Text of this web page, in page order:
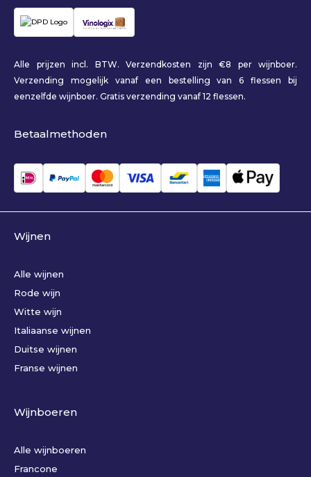
Alle prijzen incl. BTW. Verzendkosten zijn €8 per wijnboer.
Verzending mogelijk vanaf een bestelling van 6 flessen bij
eenzelfde wijnboer. Gratis verzending vanaf 12 flessen.
Betaalmethoden
Wijnen
Alle wijnen
Rode wijn
Witte wijn
Italiaanse wijnen
Duitse wijnen
Franse wijnen
Wijnboeren
Alle wijnboeren
Francone